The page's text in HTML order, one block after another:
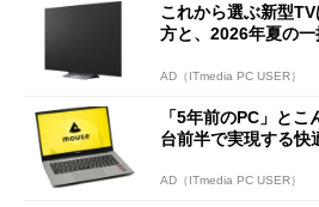
これから選ぶ新型
方と、2026年夏の
AD（ITmedia PC USER）
「5年前のPC」と
台前半で実現する快
AD（ITmedia PC USER）